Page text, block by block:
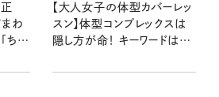
わ
ちょ
【大人女子の体型カバーレッ
スン】体型コンプレックスは
隠し方が命！ キーワードは